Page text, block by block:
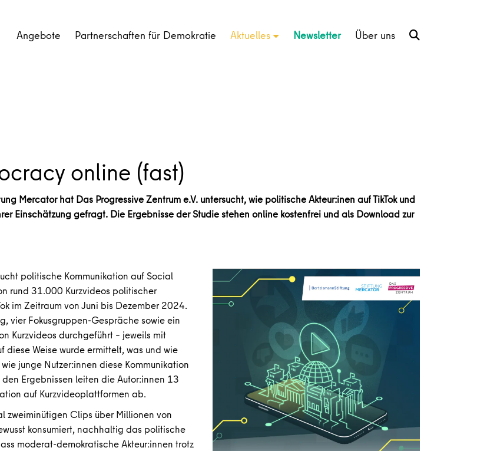
Angebote Partnerschaften für Demokratie Aktuelles Newsletter Über uns
online (fast)
Mercator hat Das Progressive Zentrum e.V. untersucht, wie politische Akteur:inen auf TikTok und
Einschätzung gefragt. Die Ergebnisse der Studie stehen online kostenfrei und als Download zur
politische Kommunikation auf Social
rund 31.000 Kurzvideos politischer
im Zeitraum von Juni bis Dezember 2024.
vier Fokusgruppen-Gespräche sowie ein
Kurzvideos durchgeführt – jeweils mit
Weise wurde ermittelt, was und wie
junge Nutzer:innen diese Kommunikation
Ergebnissen leiten die Autor:innen 13
auf Kurzvideoplattformen ab.
zweiminütigen Clips über Millionen von
konsumiert, nachhaltig das politische
moderat-demokratische Akteur:innen trotz